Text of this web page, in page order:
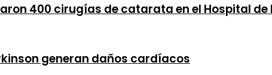
400 cirugías de catarata en el Hospital de
generan daños cardíacos